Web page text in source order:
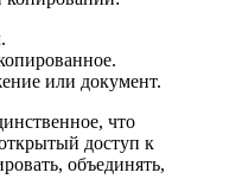
или документ.
что
доступ к
объединять,